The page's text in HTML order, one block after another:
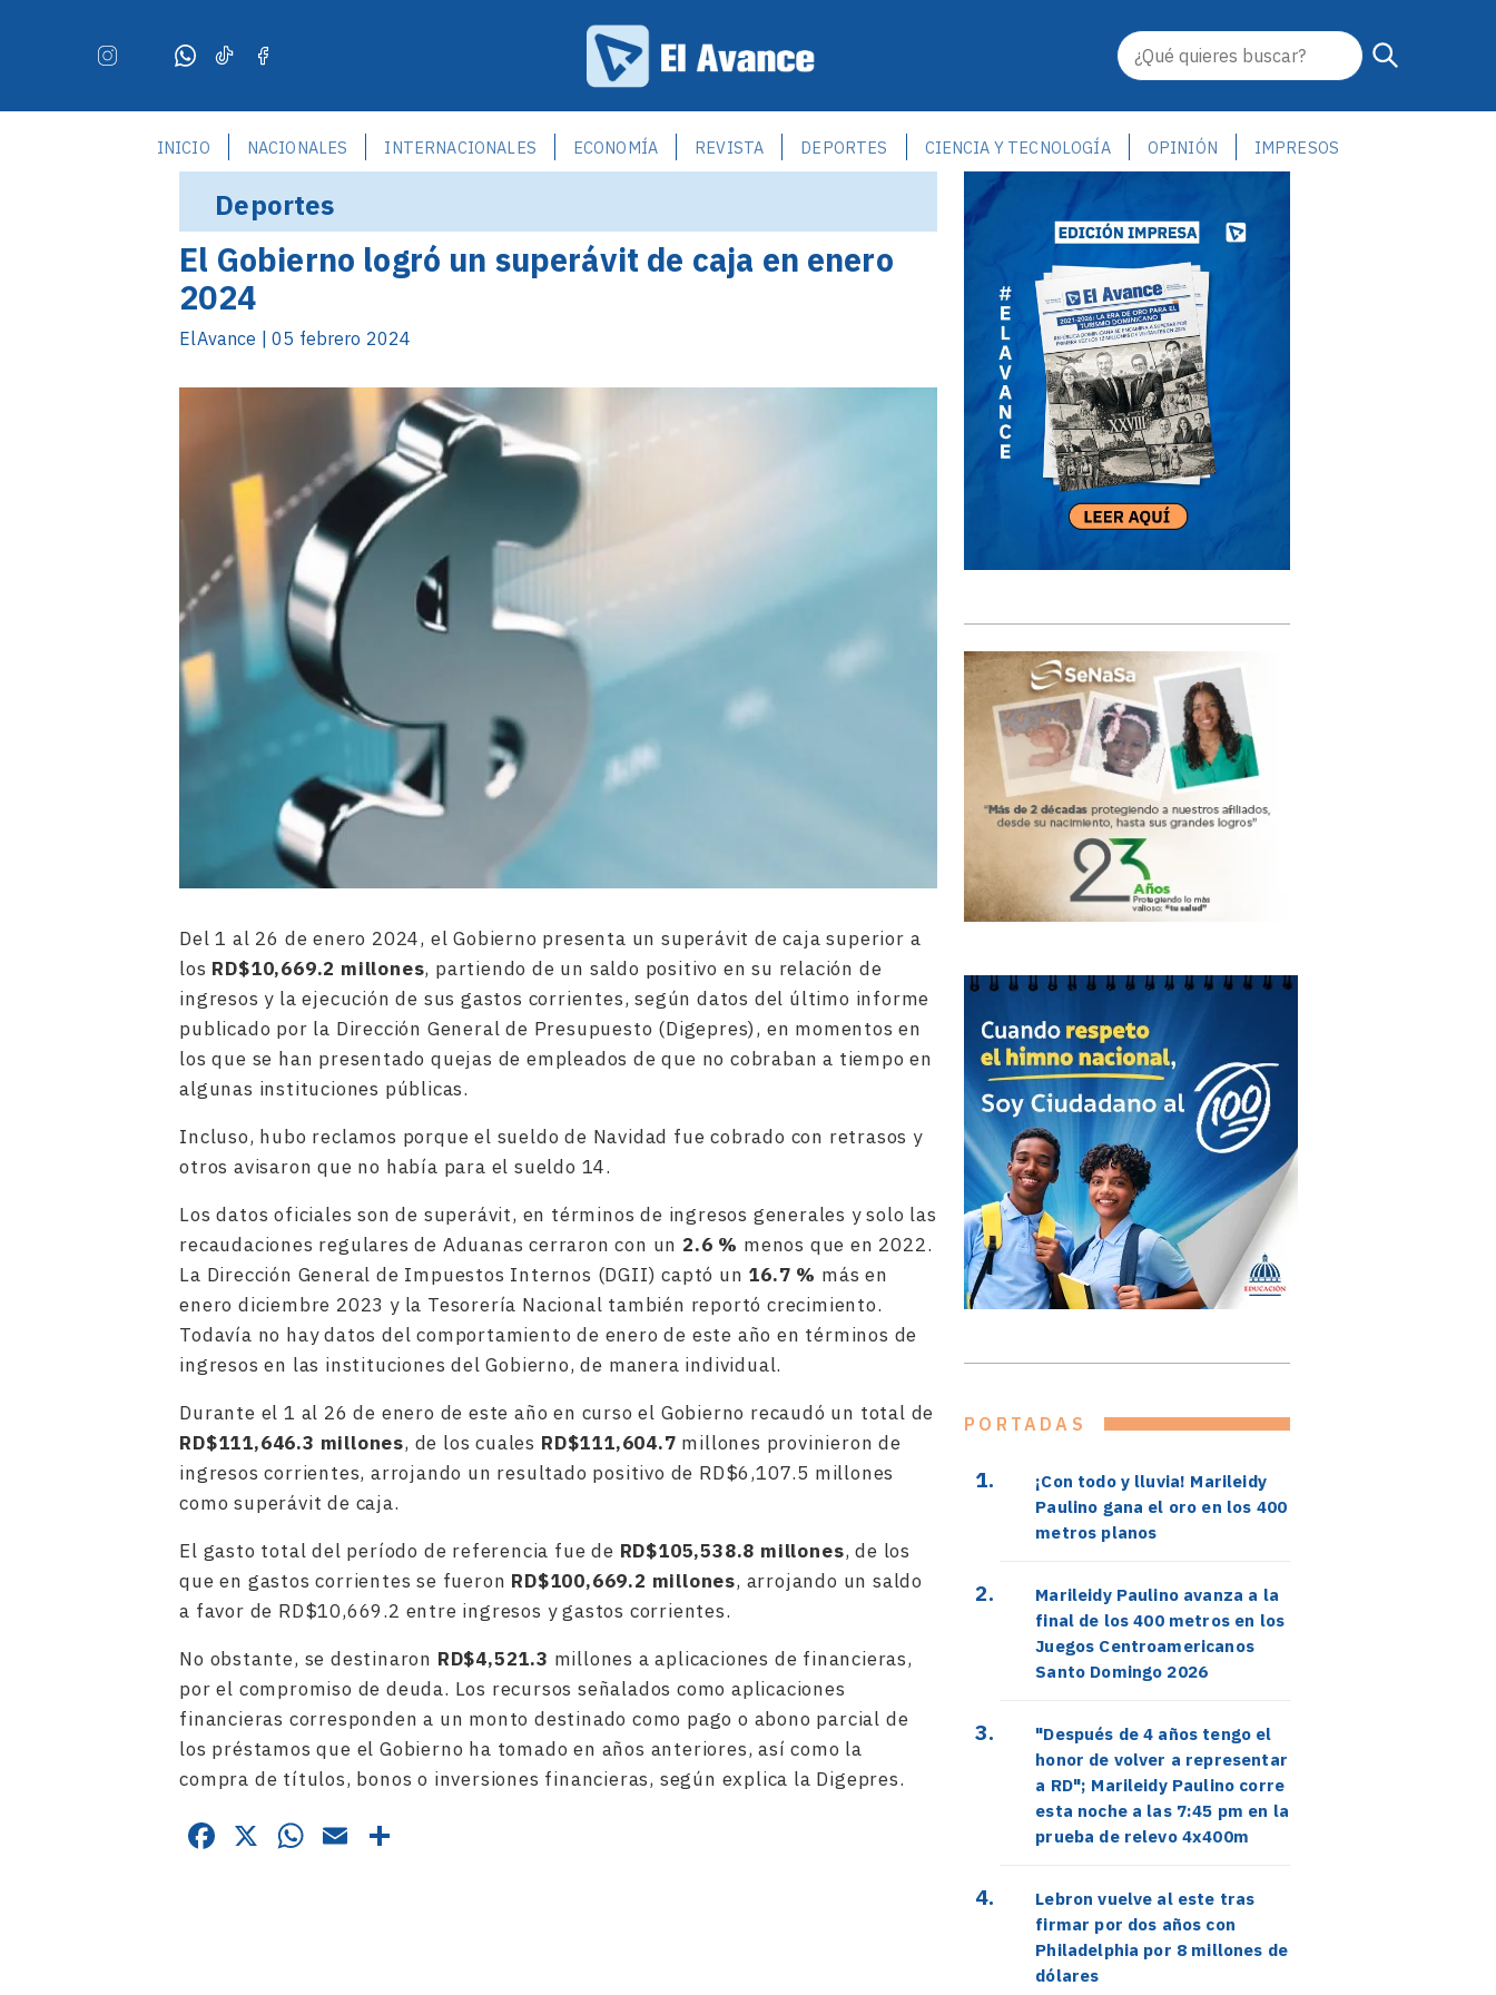
INICIO NACIONALES INTERNACIONALES ECONOMÍA REVISTA DEPORTES CIENCIA Y TECNOLOGÍA OPINIÓN IMPRESOS
Deportes
El Gobierno logró un superávit de caja en enero
2024
ElAvance | 05 febrero 2024
Del 1 al 26 de enero 2024, el Gobierno presenta un superávit de caja superior a
los RD$10,669.2 millones, partiendo de un saldo positivo en su relación de
ingresos y la ejecución de sus gastos corrientes, según datos del último informe
publicado por la Dirección General de Presupuesto (Digepres), en momentos en
los que se han presentado quejas de empleados de que no cobraban a tiempo en
algunas instituciones públicas.
Incluso, hubo reclamos porque el sueldo de Navidad fue cobrado con retrasos y
otros avisaron que no había para el sueldo 14.
Los datos oficiales son de superávit, en términos de ingresos generales y solo las
recaudaciones regulares de Aduanas cerraron con un 2.6 % menos que en 2022.
La Dirección General de Impuestos Internos (DGII) captó un 16.7 % más en
enero diciembre 2023 y la Tesorería Nacional también reportó crecimiento.
Todavía no hay datos del comportamiento de enero de este año en términos de
ingresos en las instituciones del Gobierno, de manera individual.
Durante el 1 al 26 de enero de este año en curso el Gobierno recaudó un total de
RD$111,646.3 millones, de los cuales RD$111,604.7 millones provinieron de
ingresos corrientes, arrojando un resultado positivo de RD$6,107.5 millones
como superávit de caja.
El gasto total del período de referencia fue de RD$105,538.8 millones, de los
que en gastos corrientes se fueron RD$100,669.2 millones, arrojando un saldo
a favor de RD$10,669.2 entre ingresos y gastos corrientes.
No obstante, se destinaron RD$4,521.3 millones a aplicaciones de financieras,
por el compromiso de deuda. Los recursos señalados como aplicaciones
financieras corresponden a un monto destinado como pago o abono parcial de
los préstamos que el Gobierno ha tomado en años anteriores, así como la
compra de títulos, bonos o inversiones financieras, según explica la Digepres.
Facebook
X WhatsApp
Email
PORTADAS
¡Con todo y lluvia! Marileidy
Paulino gana el oro en los 400
metros planos
Marileidy Paulino avanza a la
final de los 400 metros en los
Juegos Centroamericanos
Santo Domingo 2026
"Después de 4 años tengo el
honor de volver a representar
a RD"; Marileidy Paulino corre
esta noche a las 7:45 pm en la
prueba de relevo 4x400m
Lebron vuelve al este tras
firmar por dos años con
Philadelphia por 8 millones de
dólares